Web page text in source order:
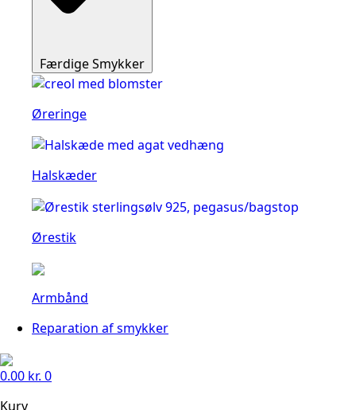
Færdige Smykker
Øreringe
Halskæder
Ørestik
Armbånd
Reparation af smykker
0.00 kr. 0
Kurv